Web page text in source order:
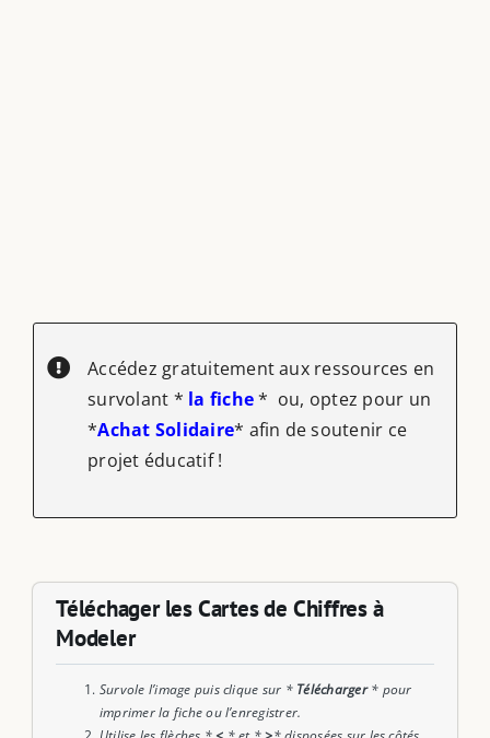
Accédez gratuitement aux ressources en
survolant * la fiche* ou, optez pour un
*Achat Solidaire* afin de soutenir ce
projet éducatif !
Téléchager les Cartes de Chiffres à
Modeler
Survole l’image puis clique sur * Télécharger* pour
imprimer la fiche ou l’enregistrer.